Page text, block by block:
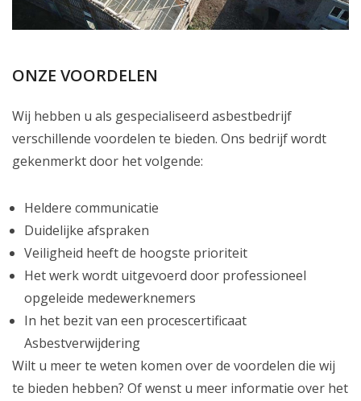
ONZE VOORDELEN
Wij hebben u als gespecialiseerd asbestbedrijf
verschillende voordelen te bieden. Ons bedrijf wordt
gekenmerkt door het volgende:
Heldere communicatie
Duidelijke afspraken
Veiligheid heeft de hoogste prioriteit
Het werk wordt uitgevoerd door professioneel
opgeleide medewerknemers
In het bezit van een procescertificaat
Asbestverwijdering
Wilt u meer te weten komen over de voordelen die wij
te bieden hebben? Of wenst u meer informatie over het